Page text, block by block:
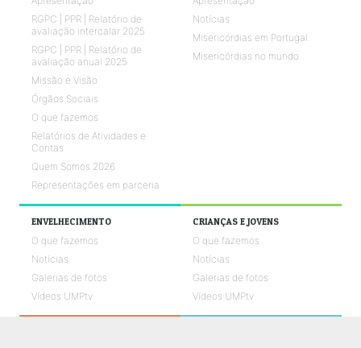
RGPC | PPR | Relatório de
avaliação intercalar 2025
RGPC | PPR | Relatório de
avaliação anual 2025
Missão e Visão
Órgãos Sociais
O que fazemos
Relatórios de Atividades e
Contas
Quem Somos 2026
Representações em parceria
Notícias
Misericórdias em Portugal
Misericórdias no mundo
ENVELHECIMENTO
O que fazemos
Notícias
Galerias de fotos
Vídeos UMPtv
CRIANÇAS E JOVENS
O que fazemos
Notícias
Galerias de fotos
Vídeos UMPtv